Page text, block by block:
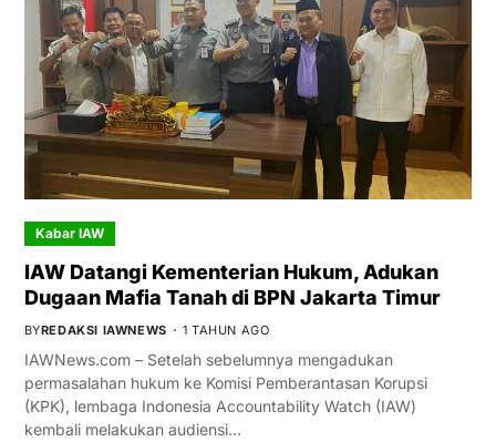
Kabar IAW
IAW Datangi Kementerian Hukum, Adukan
Dugaan Mafia Tanah di BPN Jakarta Timur
BYREDAKSI IAWNEWS 1 TAHUN AGO
IAWNews.com – Setelah sebelumnya mengadukan
permasalahan hukum ke Komisi Pemberantasan Korupsi
(KPK), lembaga Indonesia Accountability Watch (IAW)
kembali melakukan audiensi…